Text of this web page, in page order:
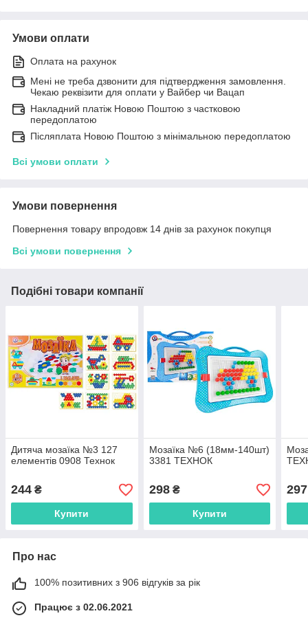
Умови оплати
Оплата на рахунок
Мені не треба дзвонити для підтвердження замовлення.
Чекаю реквізити для оплати у Вайбер чи Вацап
Накладний платіж Новою Поштою з частковою
передоплатою
Післяплата Новою Поштою з мінімальною передоплатою
Всі умови оплати
Умови повернення
Повернення товару впродовж 14 днів за рахунок покупця
Всі умови повернення
Подібні товари компанії
Дитяча мозаїка №3 127
елементів 0908 Технок
244 ₴
Купити
Мозаїка №6 (18мм-140шт)
3381 ТЕХНОК
298₴
Купити
297
Про нас
100% позитивних з 906 відгуків за рік
Працює з 02.06.2021